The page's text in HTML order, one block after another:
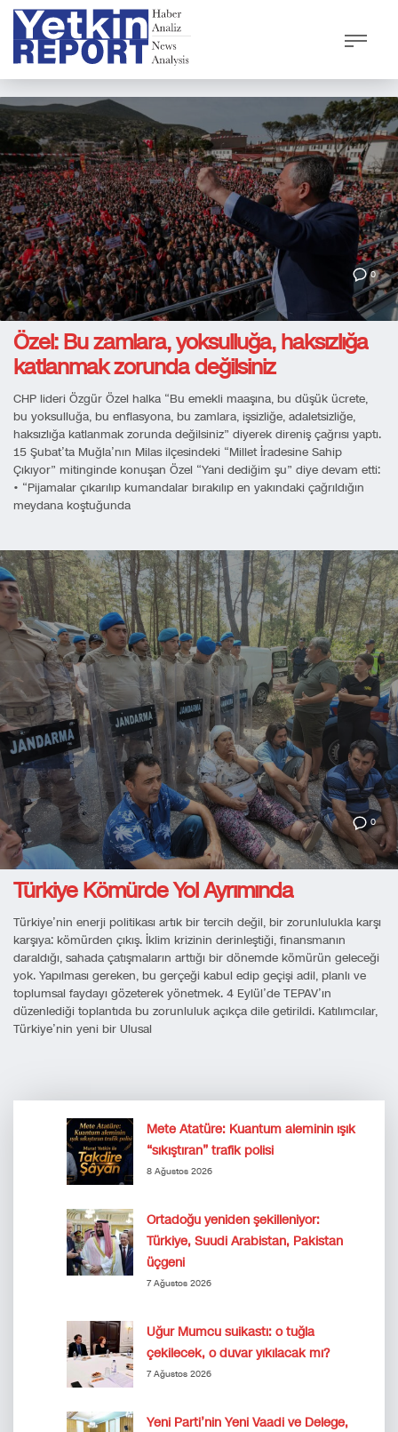
0
Özel: Bu zamlara, yoksulluğa, haksızlığa
katlanmak zorunda değilsiniz
CHP lideri Özgür Özel halka “Bu emekli maaşına, bu düşük ücrete,
bu yoksulluğa, bu enflasyona, bu zamlara, işsizliğe, adaletsizliğe,
haksızlığa katlanmak zorunda değilsiniz” diyerek direniş çağrısı yaptı.
15 Şubat’ta Muğla’nın Milas ilçesindeki “Millet İradesine Sahip
Çıkıyor” mitinginde konuşan Özel “Yani dediğim şu” diye devam etti:
• “Pijamalar çıkarılıp kumandalar bırakılıp en yakındaki çağrıldığın
meydana koştuğunda
0
Türkiye Kömürde Yol Ayrımında
Türkiye’nin enerji politikası artık bir tercih değil, bir zorunlulukla karşı
karşıya: kömürden çıkış. İklim krizinin derinleştiği, finansmanın
daraldığı, sahada çatışmaların arttığı bir dönemde kömürün geleceği
yok. Yapılması gereken, bu gerçeği kabul edip geçişi adil, planlı ve
toplumsal faydayı gözeterek yönetmek. 4 Eylül’de TEPAV’ın
düzenlediği toplantıda bu zorunluluk açıkça dile getirildi. Katılımcılar,
Türkiye’nin yeni bir Ulusal
Mete Atatüre: Kuantum aleminin ışık
“sıkıştıran” trafik polisi
8 Ağustos 2026
Ortadoğu yeniden şekilleniyor:
Türkiye, Suudi Arabistan, Pakistan
üçgeni
7 Ağustos 2026
Uğur Mumcu suikastı: o tuğla
çekilecek, o duvar yıkılacak mı?
7 Ağustos 2026
Yeni Parti’nin Yeni Vaadi ve Delege,